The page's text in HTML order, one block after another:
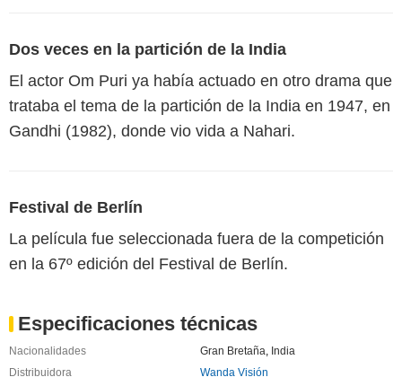
Dos veces en la partición de la India
El actor Om Puri ya había actuado en otro drama que
trataba el tema de la partición de la India en 1947, en
Gandhi (1982), donde vio vida a Nahari.
Festival de Berlín
La película fue seleccionada fuera de la competición
en la 67º edición del Festival de Berlín.
Especificaciones técnicas
Nacionalidades Gran Bretaña India
Distribuidora
Wanda Visión